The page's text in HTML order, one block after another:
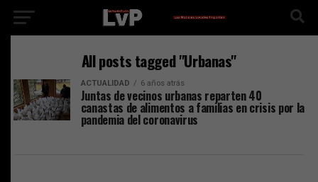
All posts tagged "Urbanas"
ACTUALIDAD 6 años atrás
Juntas de vecinos urbanas reparten 40
canastas de alimentos a familias en crisis por la
pandemia del coronavirus